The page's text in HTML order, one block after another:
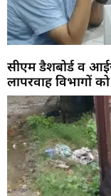
सीएम डैशबोर्ड व
लापरवाह विभागों